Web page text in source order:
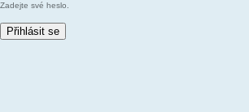
Zadejte své heslo.